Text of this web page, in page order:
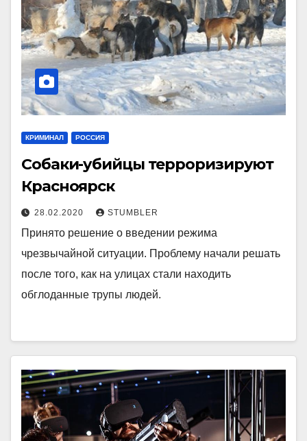
КРИМИНАЛ РОССИЯ
Собаки-убийцы терроризируют
Красноярск
28.02.2020 STUMBLER
Принято решение о введении режима
чрезвычайной ситуации. Проблему начали решать
после того, как на улицах стали находить
обглоданные трупы людей.